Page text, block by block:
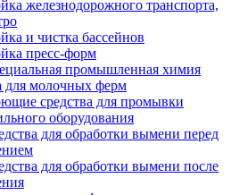
железнодорожного транспорта,
и чистка бассейнов
пресс-форм
промышленная химия
для молочных ферм
средства для промывки
оборудования
для обработки вымени перед
для обработки вымени после